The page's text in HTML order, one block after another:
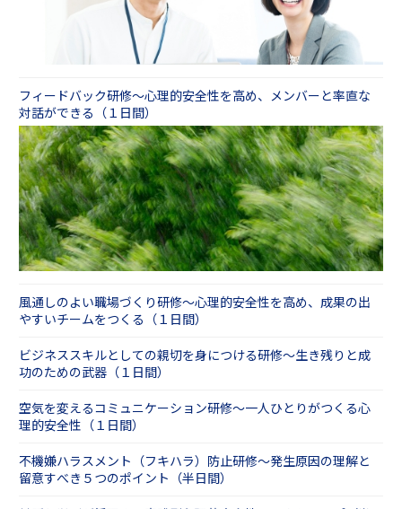
フィードバック研修～心理的安全性を高め、メンバーと率直な
対話ができる（１日間）
風通しのよい職場づくり研修～心理的安全性を高め、成果の出
やすいチームをつくる（１日間）
ビジネススキルとしての親切を身につける研修～生き残りと成
功のための武器（１日間）
空気を変えるコミュニケーション研修～一人ひとりがつくる心
理的安全性（１日間）
不機嫌ハラスメント（フキハラ）防止研修～発生原因の理解と
留意すべき５つのポイント（半日間）